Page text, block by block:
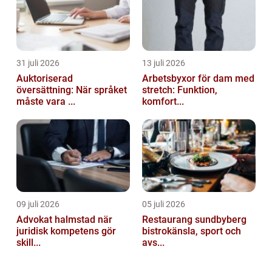
31 juli 2026
Auktoriserad
översättning: När språket
måste vara ...
13 juli 2026
Arbetsbyxor för dam med
stretch: Funktion,
komfort...
09 juli 2026
Advokat halmstad när
juridisk kompetens gör
skill...
05 juli 2026
Restaurang sundbyberg
bistrokänsla, sport och
avs...